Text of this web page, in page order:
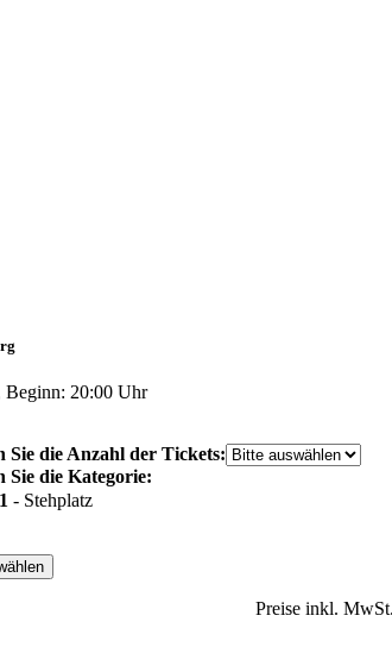
Beginn: 20:00 Uhr
Sie die Anzahl der Tickets:
Sie die Kategorie:
- Stehplatz
Preise inkl.